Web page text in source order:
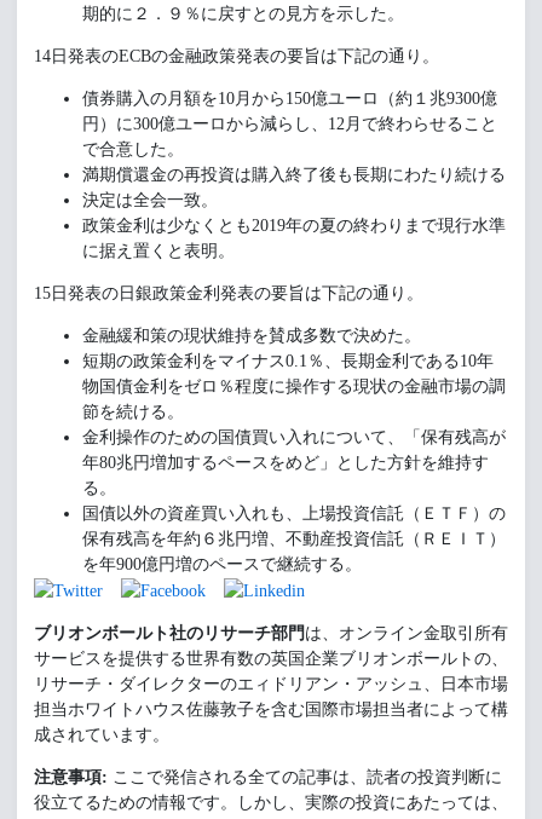
期的に２．９％に戻すとの見方を示した。
14日発表のECBの金融政策発表の要旨は下記の通り。
債券購入の月額を10月から150億ユーロ（約１兆9300億
円）に300億ユーロから減らし、12月で終わらせること
で合意した。
満期償還金の再投資は購入終了後も長期にわたり続ける
決定は全会一致。
政策金利は少なくとも2019年の夏の終わりまで現行水準
に据え置くと表明。
15日発表の日銀政策金利発表の要旨は下記の通り。
金融緩和策の現状維持を賛成多数で決めた。
短期の政策金利をマイナス0.1％、長期金利である10年
物国債金利をゼロ％程度に操作する現状の金融市場の調
節を続ける。
金利操作のための国債買い入れについて、「保有残高が
年80兆円増加するペースをめど」とした方針を維持す
る。
国債以外の資産買い入れも、上場投資信託（ＥＴＦ）の
保有残高を年約６兆円増、不動産投資信託（ＲＥＩＴ）
を年900億円増のペースで継続する。
ブリオンボールト社のリサーチ部門 は、オンライン金取引所有
サービスを提供する世界有数の英国企業ブリオンボールトの、
リサーチ・ダイレクターのエィドリアン・アッシュ、日本市場
担当ホワイトハウス佐藤敦子を含む国際市場担当者によって構
成されています。
注意事項: ここで発信される全ての記事は、読者の投資判断に
役立てるための情報です。しかし、実際の投資にあたっては、